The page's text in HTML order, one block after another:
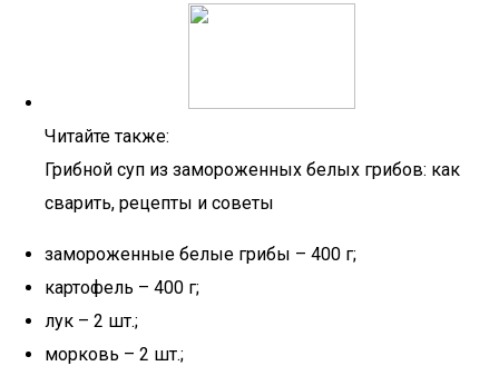
Читайте также:
Грибной суп из замороженных белых грибов: как
сварить, рецепты и советы
замороженные белые грибы – 400 г;
картофель – 400 г;
лук – 2 шт.;
морковь – 2 шт.;